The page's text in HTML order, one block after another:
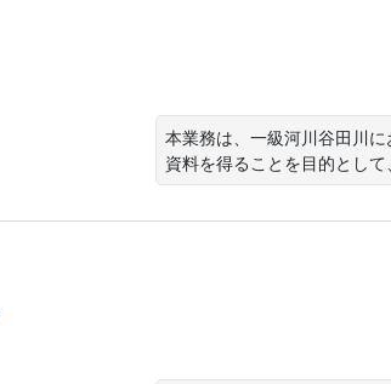
本業務は、一級河川谷田川
資料を得ることを目的として